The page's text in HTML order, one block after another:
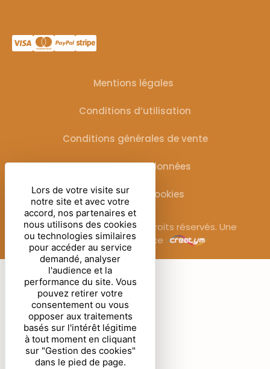
Mentions légales
Conditions d’utilisation
Conditions générales de vente
Protection des données
Gestion des cookies
© Sublimora – 2025. Tous droits réservés. Une
réalisation de l’agence
Lors de votre visite sur
notre site et avec votre
accord, nos partenaires et
nous utilisons des cookies
ou technologies similaires
pour accéder au service
demandé, analyser
l'audience et la
performance du site. Vous
pouvez retirer votre
consentement ou vous
opposer aux traitements
basés sur l'intérêt légitime
à tout moment en cliquant
sur "Gestion des cookies"
dans le pied de page.